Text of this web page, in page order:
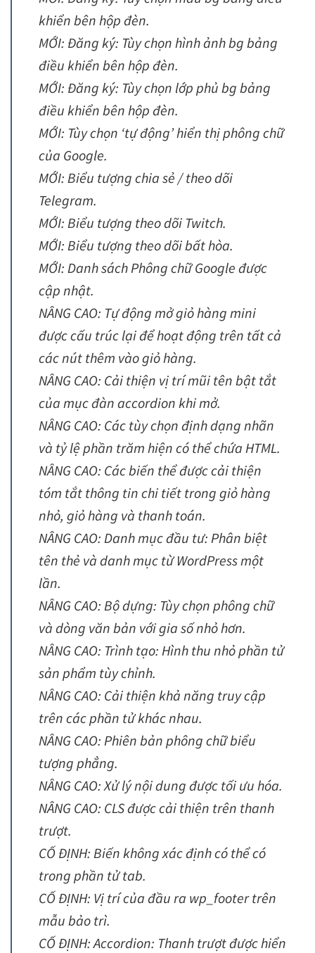
khiển bên hộp đèn.
MỚI: Đăng ký: Tùy chọn hình ảnh bg bảng
điều khiển bên hộp đèn.
MỚI: Đăng ký: Tùy chọn lớp phủ bg bảng
điều khiển bên hộp đèn.
MỚI: Tùy chọn ‘tự động’ hiển thị phông chữ
của Google.
MỚI: Biểu tượng chia sẻ / theo dõi
Telegram.
MỚI: Biểu tượng theo dõi Twitch.
MỚI: Biểu tượng theo dõi bất hòa.
MỚI: Danh sách Phông chữ Google được
cập nhật.
NÂNG CAO: Tự động mở giỏ hàng mini
được cấu trúc lại để hoạt động trên tất cả
các nút thêm vào giỏ hàng.
NÂNG CAO: Cải thiện vị trí mũi tên bật tắt
của mục đàn accordion khi mở.
NÂNG CAO: Các tùy chọn định dạng nhãn
và tỷ lệ phần trăm hiện có thể chứa HTML.
NÂNG CAO: Các biến thể được cải thiện
tóm tắt thông tin chi tiết trong giỏ hàng
nhỏ, giỏ hàng và thanh toán.
NÂNG CAO: Danh mục đầu tư: Phân biệt
tên thẻ và danh mục từ WordPress một
lần.
NÂNG CAO: Bộ dựng: Tùy chọn phông chữ
và dòng văn bản với gia số nhỏ hơn.
NÂNG CAO: Trình tạo: Hình thu nhỏ phần tử
sản phẩm tùy chỉnh.
NÂNG CAO: Cải thiện khả năng truy cập
trên các phần tử khác nhau.
NÂNG CAO: Phiên bản phông chữ biểu
tượng phẳng.
NÂNG CAO: Xử lý nội dung được tối ưu hóa.
NÂNG CAO: CLS được cải thiện trên thanh
trượt.
CỐ ĐỊNH: Biến không xác định có thể có
trong phần tử tab.
CỐ ĐỊNH: Vị trí của đầu ra wp_footer trên
mẫu bảo trì.
CỐ ĐỊNH: Accordion: Thanh trượt được hiển